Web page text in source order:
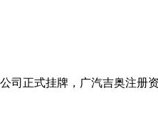
司正式挂牌，广汽吉奥注